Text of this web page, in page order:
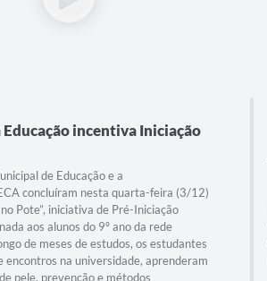
Educação incentiva Iniciação
de Educação e a
concluíram nesta quarta-feira (3/12)
Pote”, iniciativa de Pré-Iniciação
aos alunos do 9º ano da rede
de meses de estudos, os estudantes
encontros na universidade, aprenderam
pele, prevenção e métodos